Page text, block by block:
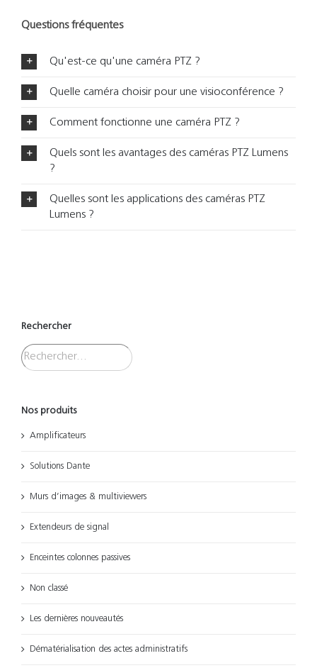
Questions fréquentes
Qu'est-ce qu'une caméra PTZ ?
Quelle caméra choisir pour une visioconférence ?
Comment fonctionne une caméra PTZ ?
Quels sont les avantages des caméras PTZ Lumens
?
Quelles sont les applications des caméras PTZ
Lumens ?
Rechercher
Nos produits
Amplificateurs
Solutions Dante
Murs d’images & multiviewers
Extendeurs de signal
Enceintes colonnes passives
Non classé
Les dernières nouveautés
Dématérialisation des actes administratifs